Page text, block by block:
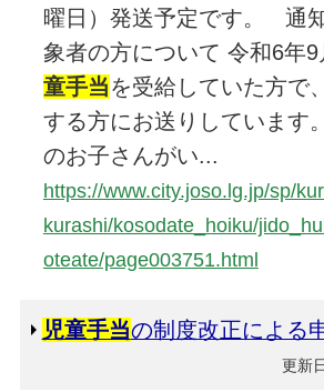
曜日）発送予定です。 通
象者の方について 令和6年
童手当を受給していた方で
する方にお送りしています
のお子さんがい...
https://www.city.joso.lg.jp/sp/
kurashi/kosodate_hoiku/
oteate/page003751.html
児童手当の制度改正による
更新